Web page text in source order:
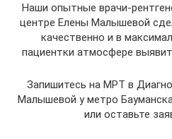
Наши опытные врачи-
центре Елены Малышевой
качественно и в
пациентки атмосфере
Запишитесь на МРТ в
Малышевой у метро
или оставьте